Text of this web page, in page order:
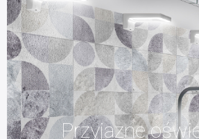
Przyjazne